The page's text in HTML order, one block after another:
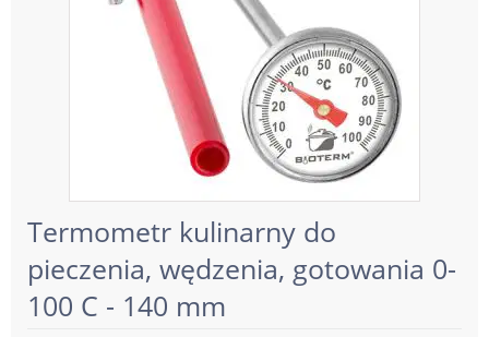
Termometr kulinarny do
pieczenia, wędzenia, gotowania 0-
100 C - 140 mm